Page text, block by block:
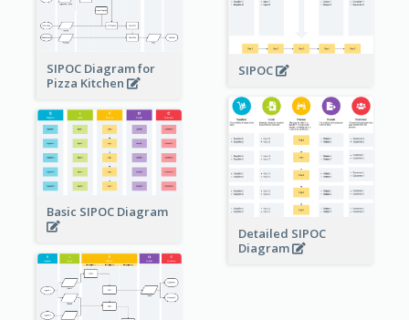
SIPOC Diagram for
Pizza Kitchen
SIPOC
Detailed SIPOC
Diagram
Basic SIPOC Diagram